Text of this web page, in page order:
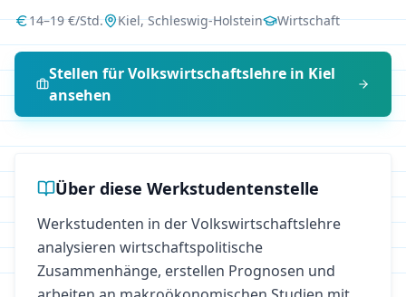
14–19€/Std. Kiel,Schleswig-Holstein Wirtschaft
Stellen fürVolkswirtschaftslehrein Kiel
ansehen
Über diese Werkstudentenstelle
Werkstudenten in der Volkswirtschaftslehre
analysieren wirtschaftspolitische
Zusammenhänge, erstellen Prognosen und